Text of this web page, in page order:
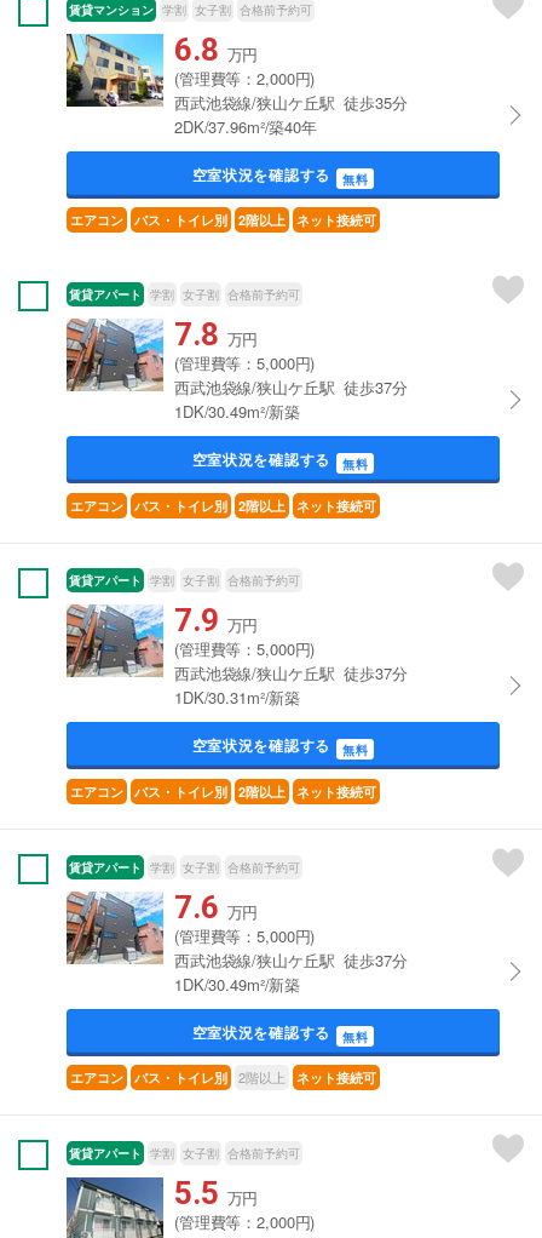
賃貸マンション 学割 女子割 合格前予約可
6.8 万円
(管理費等：2,000円)
西武池袋線/狭山ケ丘駅 徒歩35分
2DK/37.96m²/築40年
空室状況を確認する 無料
エアコン バス・トイレ別 2階以上 ネット接続可
賃貸アパート 学割 女子割 合格前予約可
7.8 万円
(管理費等：5,000円)
西武池袋線/狭山ケ丘駅 徒歩37分
1DK/30.49m²/新築
空室状況を確認する 無料
エアコン バス・トイレ別 2階以上 ネット接続可
賃貸アパート 学割 女子割 合格前予約可
7.9 万円
(管理費等：5,000円)
西武池袋線/狭山ケ丘駅 徒歩37分
1DK/30.31m²/新築
空室状況を確認する 無料
エアコン バス・トイレ別 2階以上 ネット接続可
賃貸アパート 学割 女子割 合格前予約可
7.6 万円
(管理費等：5,000円)
西武池袋線/狭山ケ丘駅 徒歩37分
1DK/30.49m²/新築
空室状況を確認する 無料
エアコン バス・トイレ別 2階以上 ネット接続可
賃貸アパート 学割 女子割 合格前予約可
5.5 万円
(管理費等：2,000円)